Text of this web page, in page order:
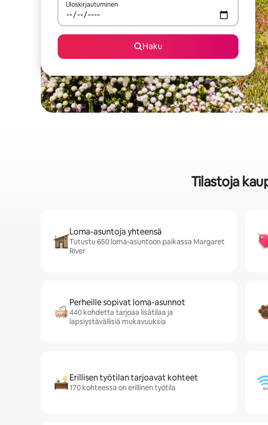
Uloskirjautuminen
Haku
Tilastoja
Loma-asuntoja yhteensä
Tutustu 650 loma-asuntoon paikassa Margaret
River
Perheille sopivat loma-asunnot
440 kohdetta tarjoaa lisätilaa ja
lapsiystävällisiä mukavuuksia
Erillisen työtilan tarjoavat kohteet
170 kohteessa on erillinen työtila